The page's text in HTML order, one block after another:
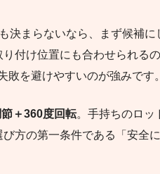
決まらないなら、まず候補
り付け位置にも合わせられる
敗を避けやすいのが強みです。
＋360度回転。手持ちのロッ
び方の第一条件である「安全